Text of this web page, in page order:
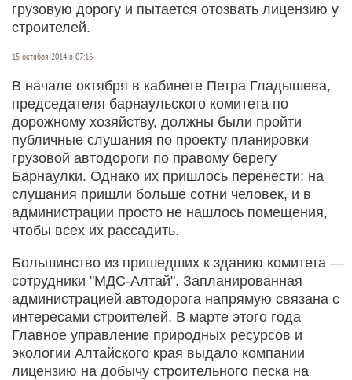
грузовую дорогу и пытается отозвать лицензию у
строителей.
15 октября 2014 в 07:16
В начале октября в кабинете Петра Гладышева,
председателя барнаульского комитета по
дорожному хозяйству, должны были пройти
публичные слушания по проекту планировки
грузовой автодороги по правому берегу
Барнаулки. Однако их пришлось перенести: на
слушания пришли больше сотни человек, и в
администрации просто не нашлось помещения,
чтобы всех их рассадить.
Большинство из пришедших к зданию комитета —
сотрудники "МДС-Алтай". Запланированная
администрацией автодорога напрямую связана с
интересами строителей. В марте этого года
Главное управление природных ресурсов и
экологии Алтайского края выдало компании
лицензию на добычу строительного песка на